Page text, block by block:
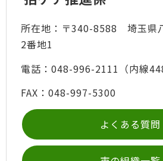
所在地：〒340-8588 埼玉県
2番地1
電話：048-996-2111（内線448
FAX：048-997-5300
よくある質問